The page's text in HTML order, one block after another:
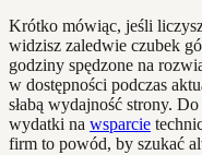
Krótko mówiąc, jeśli
widzisz zaledwie czubek
godziny spędzone na
w dostępności podczas
słabą wydajność strony.
wydatki na wsparcie
firm to powód, by szukać